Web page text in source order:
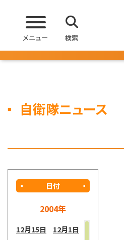
メニュー 検索
自衛隊ニュース
日付
2004年
12月15日
12月1日